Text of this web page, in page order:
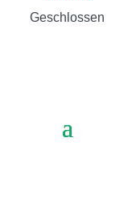
Geschlossen